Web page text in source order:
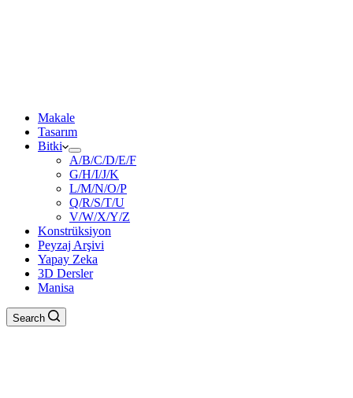
Makale
Tasarım
Bitki
A/B/C/D/E/F
G/H/I/J/K
L/M/N/O/P
Q/R/S/T/U
V/W/X/Y/Z
Konstrüksiyon
Peyzaj Arşivi
Yapay Zeka
3D Dersler
Manisa
Search